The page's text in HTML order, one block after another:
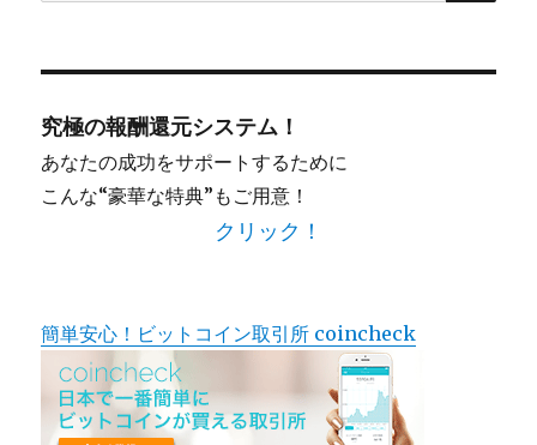
象:
究極の報酬還元システム！
あなたの成功をサポートするために
こんな“豪華な特典”もご用意！
クリック！
簡単安心！ビットコイン取引所 coincheck